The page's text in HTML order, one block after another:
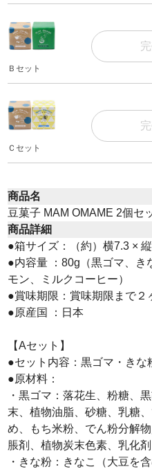
Ｂセット
Ｃセット
商品名
豆菓子 MAM OMAME 2個セ
商品詳細
●箱サイズ：（約）横7.3 ×
●内容量 ：80g（黒ゴマ、き
モン、ミルクコーヒー）
●賞味期限：賞味期限まで２
●原産国 ：日本
【Aセット】
●セット内容：黒ゴマ・きな
●原材料：
・黒ゴマ：落花生、粉糖、
末、植物油脂、砂糖、乳糖
め、もち米粉、でん粉分解
脹剤、植物炭末色素、乳化剤
・きな粉：きなこ（大豆を